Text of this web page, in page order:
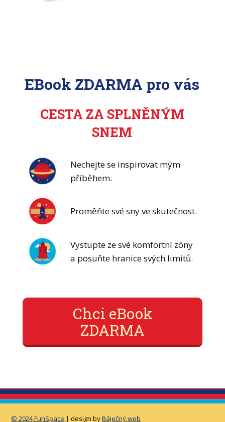
EBook ZDARMA pro vás
CESTA ZA SPLNĚNÝM
SNEM
Nechejte se inspirovat mým
příběhem.
Proměňte své sny ve skutečnost.
Vystupte ze své komfortní zóny
a posuňte hranice svých limitů.
Chci eBook
ZDARMA
© 2024 FunSpace | design byBáječný web